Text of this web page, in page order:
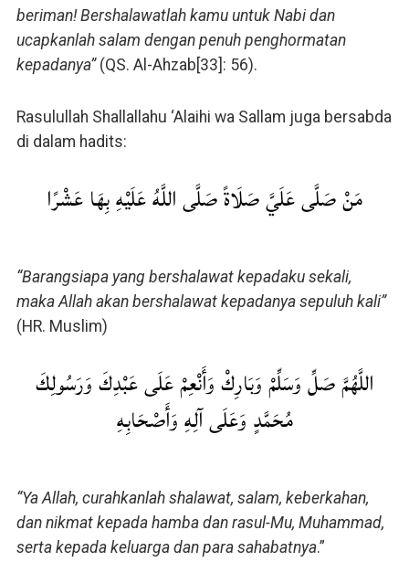
beriman! Bershalawatlah kamu untuk Nabi dan
ucapkanlah salam dengan penuh penghormatan
kepadanya”(QS. Al-Ahzab[33]: 56).
Rasulullah Shallallahu ‘Alaihi wa Sallam juga bersabda
di dalam hadits:
مَنْ صَلَّى عَلَيَّ صَلَاةً صَلَّى اللَّهُ عَلَيْهِ بِهَا عَشْرًا
“Barangsiapa yang bershalawat kepadaku sekali,
maka Allah akan bershalawat kepadanya sepuluh kali”
(HR. Muslim)
اللَّهُمَّ صَلِّ وَسَلِّمْ وَبَارِكْ وَأَنْعِمْ عَلَى عَبْدِكَ وَرَسُولِكَ
مُحَمَّدٍ وَعَلَى آلِهِ وَأَصْحَابِهِ
“Ya Allah, curahkanlah shalawat, salam, keberkahan,
dan nikmat kepada hamba dan rasul-Mu, Muhammad,
serta kepada keluarga dan para sahabatnya.”